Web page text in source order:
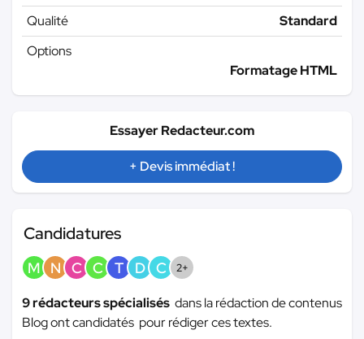
Qualité
Standard
Options
Formatage HTML
Essayer Redacteur.com
+ Devis immédiat !
Candidatures
M N C C T D C 2+
9 rédacteurs spécialisés dans la rédaction de contenus
Blog ont candidatés pour rédiger ces textes.